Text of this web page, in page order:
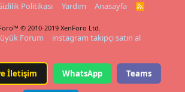
Politikası Yardım Anasayfa
R
© 2010-2019 XenForo Ltd.
Forum instagram takipçi satın al
İletişim WhatsApp Teams